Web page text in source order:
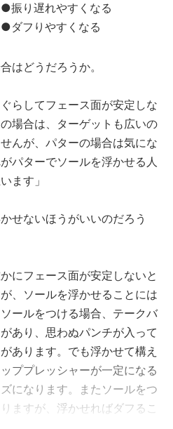
●振り遅れやすくなる
●ダフりやすくなる
はどうだろうか。
らしてフェース面が安定しな
場合は、ターゲットも広いの
んが、パターの場合は気にな
パターでソールを浮かせる人
ます」
せないほうがいいのだろう
にフェース面が安定しないと
、ソールを浮かせることには
ールをつける場合、テークバ
あり、思わぬパンチが入って
あります。でも浮かせて構え
ププレッシャーが一定になる
になります。またソールをつ
ますが、浮かせればダフるこ